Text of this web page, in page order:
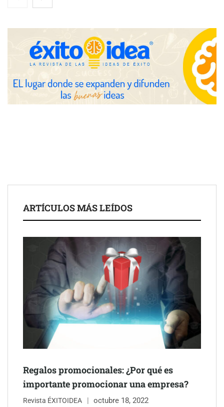
eclipse solar del 12 de agosto
Zoomex mejora su Strategy Center con herramientas
avanzadas para trading estratégico
COMPALISS de LYSOTRIC: cuando un solo producto multiplica
las posibilidades del salón profesional
Schaeffler mejora su rentabilidad en el primer semestre de 2026
NOVA: innovación y diseño que transforman espacios de la
mano de Tormo Franquicias
ARTÍCULOS MÁS LEÍDOS
Regalos promocionales: ¿Por qué es
importante promocionar una empresa?
Revista ÉXITOIDEA octubre 18, 2022